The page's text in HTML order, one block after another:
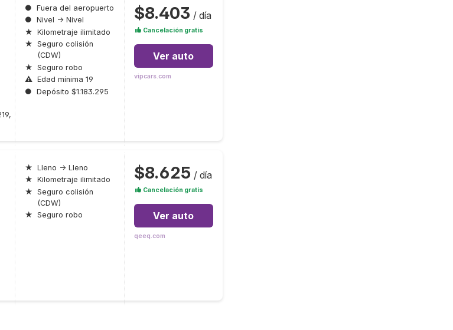
● Fuera del aeropuerto
● Nivel → Nivel
★ Kilometraje ilimitado
★ Seguro colisión
(CDW)
★ Seguro robo
⚠ Edad mínima 19
● Depósito $1.183.295
$8.403 / día
Cancelación gratis
Ver auto
vipcars.com
★ Lleno → Lleno
★ Kilometraje ilimitado
★ Seguro colisión
(CDW)
★ Seguro robo
$8.625 / día
Cancelación gratis
Ver auto
qeeq.com